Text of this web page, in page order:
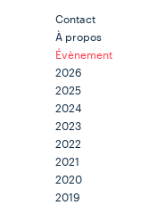
Contact
À propos
Évènement
2026
2025
2024
2023
2022
2021
2020
2019